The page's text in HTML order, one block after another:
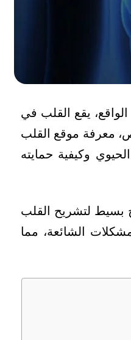
يقع القلب في
معرفة موقع القلب
وكيفية حمايته
بسيط لتشريح القلب
الشائعة، مما